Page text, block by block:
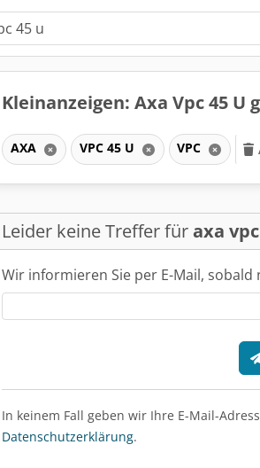
Kleinanzeigen: Axa Vpc 45 U
AXA VPC 45 U VPC
Leider keine Treffer füraxa
Wir informieren Sie per E-Mail,
In keinem Fall geben wir Ihre E-Mail-
Datenschutzerklärung.